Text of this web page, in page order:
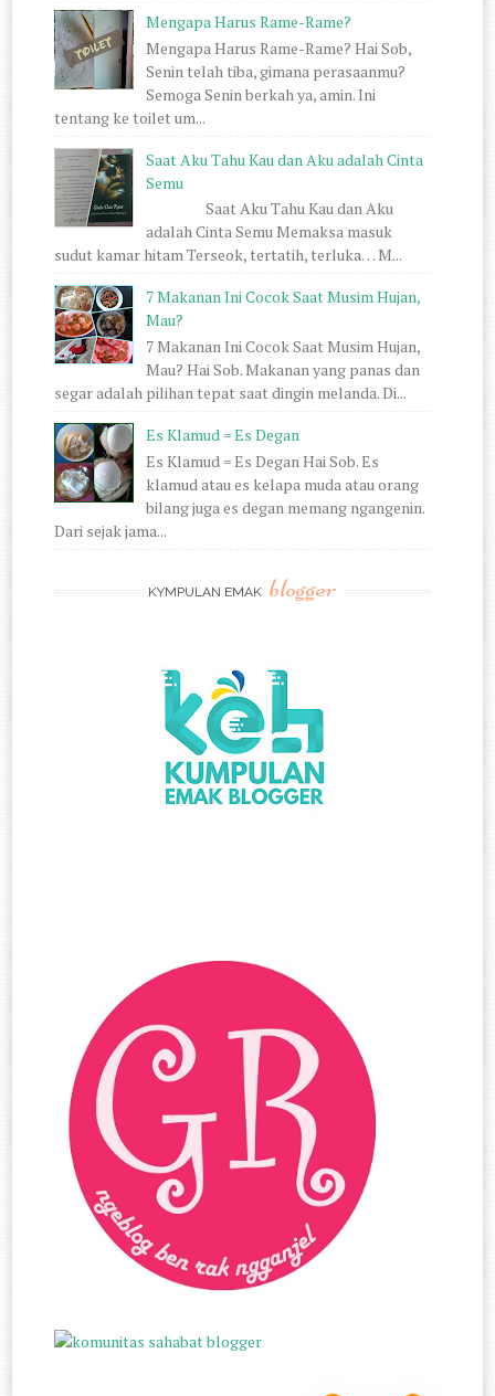
Mengapa Harus Rame-Rame?
Mengapa Harus Rame-Rame? Hai Sob,
Senin telah tiba, gimana perasaanmu?
Semoga Senin berkah ya, amin. Ini
tentang ke toilet um...
Saat Aku Tahu Kau dan Aku adalah Cinta
Semu
Saat Aku Tahu Kau dan Aku
adalah Cinta Semu Memaksa masuk
sudut kamar hitam Terseok, tertatih, terluka… M...
7 Makanan Ini Cocok Saat Musim Hujan,
Mau?
7 Makanan Ini Cocok Saat Musim Hujan,
Mau? Hai Sob. Makanan yang panas dan
segar adalah pilihan tepat saat dingin melanda. Di...
Es Klamud = Es Degan
Es Klamud = Es Degan Hai Sob. Es
klamud atau es kelapa muda atau orang
bilang juga es degan memang ngangenin.
Dari sejak jama...
KYMPULAN EMAK blogger